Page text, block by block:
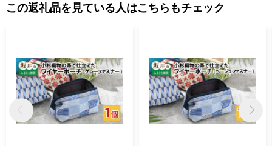
せていただき、その手段として、電子メールの配信やパンフレッ
ご連絡ください。
この返礼品を見ている人はこちらもチェック